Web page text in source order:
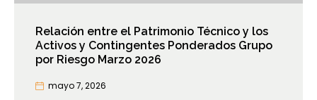
Relación entre el Patrimonio Técnico y los
Activos y Contingentes Ponderados Grupo
por Riesgo Marzo 2026
mayo 7, 2026